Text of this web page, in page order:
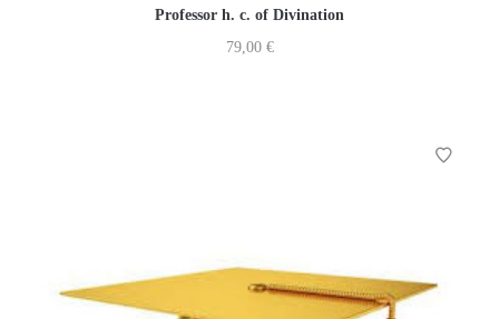
Professor h. c. of Divination
79,00 €